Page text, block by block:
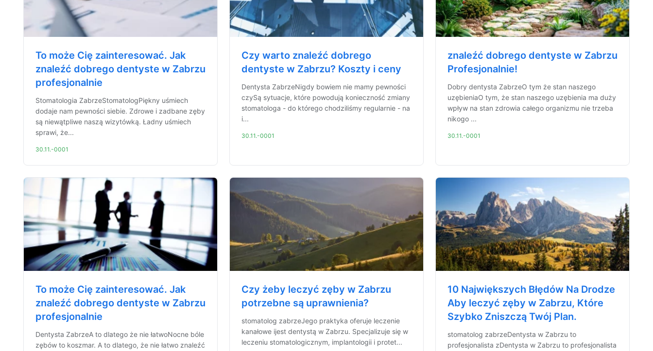
To może Cię zainteresować. Jak
znaleźć dobrego dentyste w Zabrzu
profesjonalnie
Stomatologia ZabrzeStomatologPiękny uśmiech
dodaje nam pewności siebie. Zdrowe i zadbane zęby
są niewątpliwe naszą wizytówką. Ładny uśmiech
sprawi, że...
30.11.-0001
Czy warto znaleźć dobrego
dentyste w Zabrzu? Koszty i ceny
Dentysta ZabrzeNigdy bowiem nie mamy pewności
czySą sytuacje, które powodują konieczność zmiany
stomatologa - do którego chodziliśmy regularnie - na
i...
30.11.-0001
znaleźć dobrego dentyste w Zabrzu
Profesjonalnie!
Dobry dentysta ZabrzeO tym że stan naszego
uzębieniaO tym, że stan naszego uzębienia ma duży
wpływ na stan zdrowia całego organizmu nie trzeba
nikogo ...
30.11.-0001
To może Cię zainteresować. Jak
znaleźć dobrego dentyste w Zabrzu
profesjonalnie
Dentysta ZabrzeA to dlatego że nie łatwoNocne bóle
zębów to koszmar. A to dlatego, że nie łatwo znaleźć
Czy żeby leczyć zęby w Zabrzu
potrzebne są uprawnienia?
stomatolog zabrzeJego praktyka oferuje leczenie
kanałowe ijest dentystą w Zabrzu. Specjalizuje się w
leczeniu stomatologicznym, implantologii i protet...
10 Największych Błędów Na Drodze
Aby leczyć zęby w Zabrzu, Które
Szybko Zniszczą Twój Plan.
stomatolog zabrzeDentysta w Zabrzu to
profesjonalista zDentysta w Zabrzu to profesjonalista